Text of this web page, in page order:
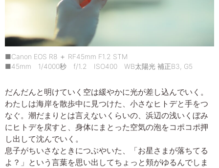
■Canon EOS R8 ＋ RF45mm F1.2 STM
■45mm 1/4000秒 f/1.2 ISO400 WB太陽光 補正B3, G5
だんだんと明けていく空は緩やかに光が差し込んでいく。
わたしは海岸を散歩中に見つけた、小さなヒトデと手をつ
なぐ。潮だまりとは言えないくらいの、浜辺の浅いくぼみ
にヒトデを戻すと、身体にまとった空気の泡をコポコポ押
し出して沈んでいく。
息子がちいさなときにつぶやいた、「お星さまが落ちてる
よ？」という言葉を思い出してちょっと頬がゆるんでしま